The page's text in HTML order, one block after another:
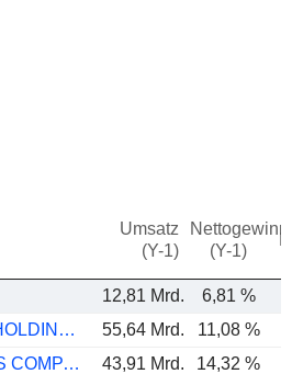
Umsatz
(Y-1)
Nettogewinn
(Y-1)
12,81 Mrd. 6,81 %
TOKIO MARINE HOLDINGS, INC.
55,64 Mrd. 11,08 %
THE TRAVELERS COMPANIES, INC.
43,91 Mrd. 14,32 %